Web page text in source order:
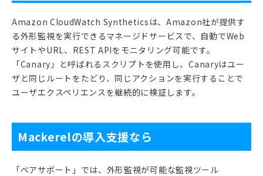
Amazon CloudWatch Syntheticsは、Amazon社が提供す
る外形監視を実行できるマネージドサービスで、自動でWeb
サイトやURL、REST APIをモニタリング可能です。
「Canary」と呼ばれるスクリプトを使用し、Canaryはユー
ザと同じルートをたどり、同じアクションを実行することで
ユーザエクスペリエンスを継続的に検証します。
Mackerelの導入支援なら
「ベアサポート」では、外形監視が可能な監視ツール